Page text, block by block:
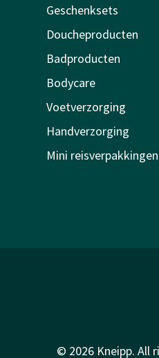
Geschenksets
Doucheproducten
Badproducten
Bodycare
Voetverzorging
Handverzorging
Mini reisverpakkingen
© 2026 Kneipp. All